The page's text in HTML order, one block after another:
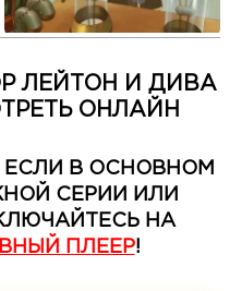
ЛЕЙТОН И ДИВА
ОНЛАЙН
ЕСЛИ В ОСНОВНОМ
СЕРИИ ИЛИ
НА
ПЛЕЕР!